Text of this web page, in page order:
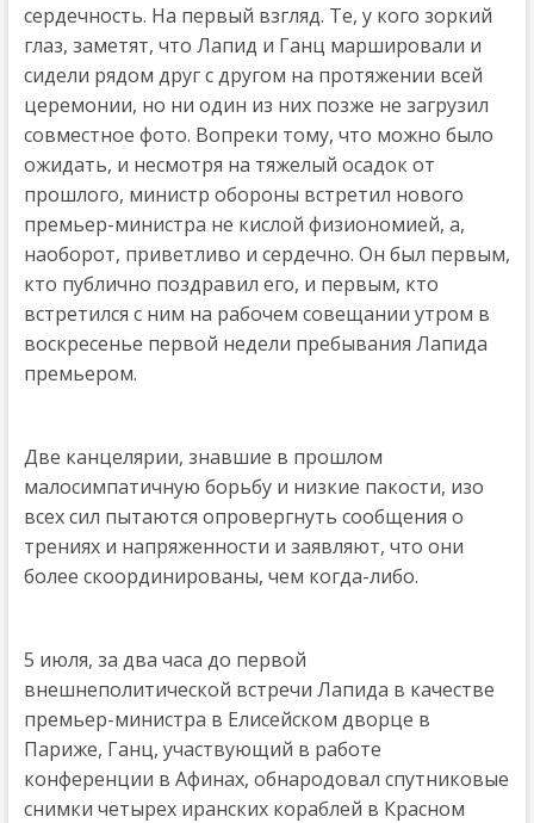
сердечность. На первый взгляд. Те, у кого зоркий
глаз, заметят, что Лапид и Ганц маршировали и
сидели рядом друг с другом на протяжении всей
церемонии, но ни один из них позже не загрузил
совместное фото. Вопреки тому, что можно было
ожидать, и несмотря на тяжелый осадок от
прошлого, министр обороны встретил нового
премьер-министра не кислой физиономией, а,
наоборот, приветливо и сердечно. Он был первым,
кто публично поздравил его, и первым, кто
встретился с ним на рабочем совещании утром в
воскресенье первой недели пребывания Лапида
премьером.
Две канцелярии, знавшие в прошлом
малосимпатичную борьбу и низкие пакости, изо
всех сил пытаются опровергнуть сообщения о
трениях и напряженности и заявляют, что они
более скоординированы, чем когда-либо.
5 июля, за два часа до первой
внешнеполитической встречи Лапида в качестве
премьер-министра в Елисейском дворце в
Париже, Ганц, участвующий в работе
конференции в Афинах, обнародовал спутниковые
снимки четырех иранских кораблей в Красном